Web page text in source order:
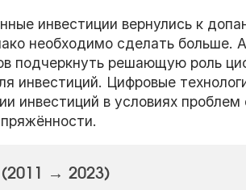
инвестиции вернулись к
необходимо сделать больше.
подчеркнуть решающую роль
инвестиций. Цифровые
инвестиций в условиях проблем
→ 2023)